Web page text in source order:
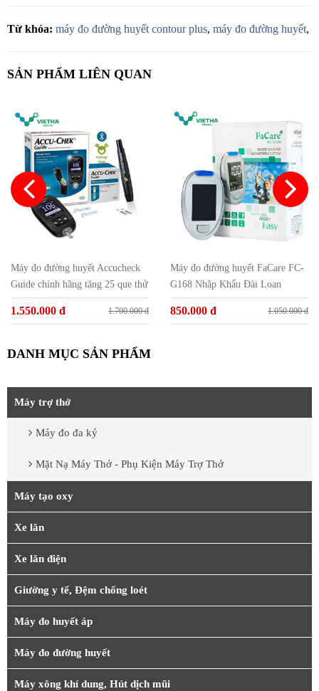
Từ khóa: máy đo đường huyết contour plus, máy đo đường huyết,
SẢN PHẨM LIÊN QUAN
Máy đo đường huyết Accucheck
Guide chính hãng tặng 25 que thử
và 25 kim
1.550.000 đ 1.700.000 đ
Máy đo đường huyết FaCare FC-
G168 Nhập Khẩu Đài Loan
850.000 đ 1.050.000 đ
DANH MỤC SẢN PHẨM
Máy trợ thở
Máy đo đa ký
Mặt Nạ Máy Thở - Phụ Kiện Máy Trợ Thở
Máy tạo oxy
Xe lăn
Xe lăn điện
Giường y tế, Đệm chống loét
Máy đo huyết áp
Máy đo đường huyết
Máy xông khí dung, Hút dịch mũi